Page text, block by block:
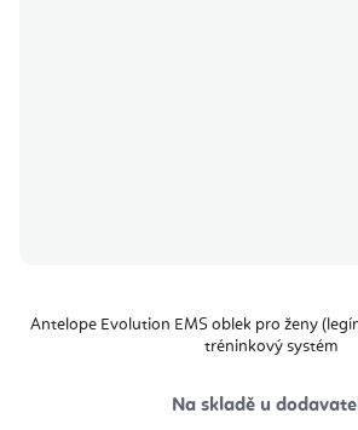
Antelope Evolution EMS oblek pro ženy
tréninkový systém
Na skladě u